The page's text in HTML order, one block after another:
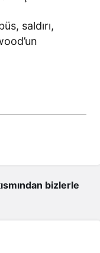
saldırı,
bizlerle